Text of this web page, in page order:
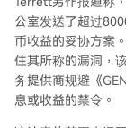
公室发送了超过
币收益的妥协方案
住其所称的漏洞，
务提供商规避《
息或收益的禁令。